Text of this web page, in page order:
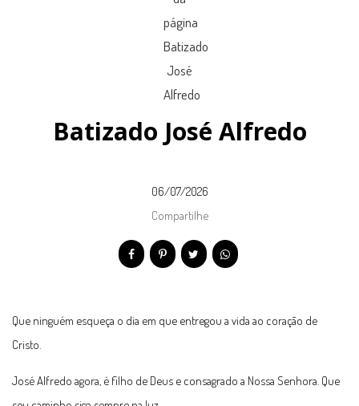
Batizado José Alfredo
06/07/2026
Compartilhe
Que ninguém esqueça o dia em que entregou a vida ao coração de
Cristo.
José Alfredo agora, é filho de Deus e consagrado a Nossa Senhora. Que